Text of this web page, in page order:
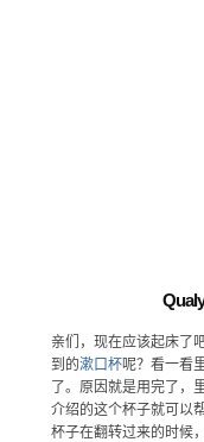
亲们，现在应该起床了
到的漱口杯呢？看一看
了。原因就是用完了，
介绍的这个杯子就可以
杯子在翻转过来的时候